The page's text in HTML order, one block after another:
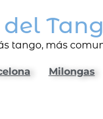
tango, más
Milongas